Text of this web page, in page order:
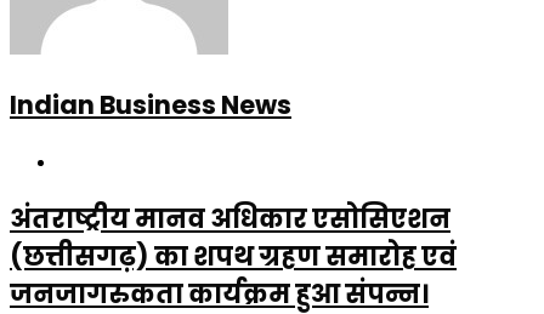
Indian Business News
अंतराष्ट्रीय मानव अधिकार एसोसिएशन
(छत्तीसगढ़) का शपथ ग्रहण समारोह एवं
जनजागरुकता कार्यक्रम हुआ संपन्न।